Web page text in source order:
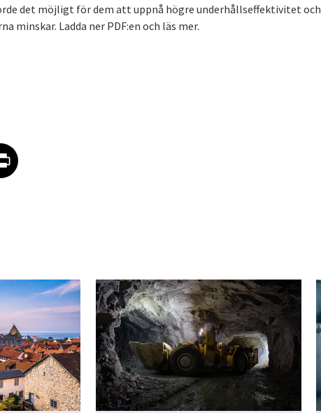
det möjligt för dem att uppnå högre underhållseffektivitet och
minskar. Ladda ner PDF:en och läs mer.
Email
on Print